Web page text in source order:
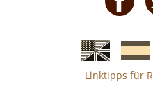
Englische
Linktipps für